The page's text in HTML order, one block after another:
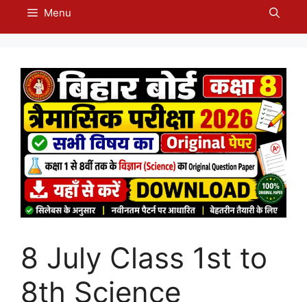
Menu
8 July Class 1st to
8th Science